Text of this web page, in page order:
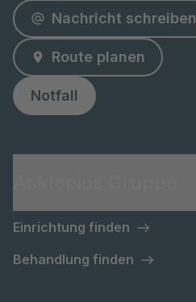
Nachricht schreiben
Route planen
Notfall
Einrichtung finden
Behandlung finden